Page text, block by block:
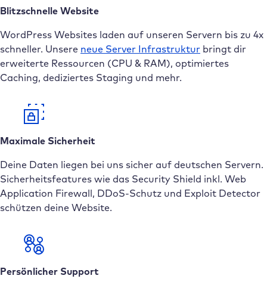
Blitzschnelle Website
WordPress Websites laden auf unseren Servern bis zu 4x
schneller. Unsere neue Server Infrastruktur bringt dir
erweiterte Ressourcen (CPU & RAM), optimiertes
Caching, dediziertes Staging und mehr.
Maximale Sicherheit
Deine Daten liegen bei uns sicher auf deutschen Servern.
Sicherheitsfeatures wie das Security Shield inkl. Web
Application Firewall, DDoS-Schutz und Exploit Detector
schützen deine Website.
Persönlicher Support